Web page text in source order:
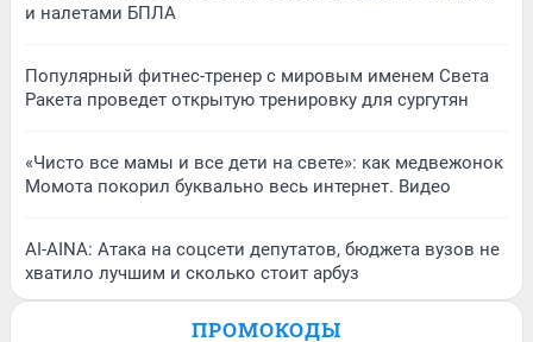
и налетами БПЛА
Популярный фитнес-тренер с мировым именем Света
Ракета проведет открытую тренировку для сургутян
«Чисто все мамы и все дети на свете»: как медвежонок
Момота покорил буквально весь интернет. Видео
AI-AINA: Атака на соцсети депутатов, бюджета вузов не
хватило лучшим и сколько стоит арбуз
ПРОМОКОДЫ